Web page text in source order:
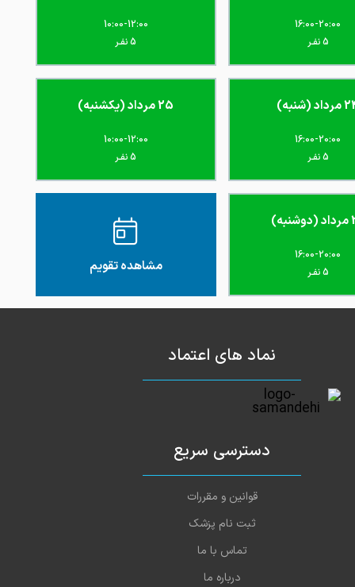
عالی 1404-02-31
تشخیص درست 1403-12-04
عمل لگن انجام دادن
کار خانوم دکتر عالیه 1403-06-24
امتیاز درج شده است
ارتروز گردن وخیلی بهتر شدم
خیلی خیلی عالی است
زانودرد نسبتا بهتر شدم
دکترحاذق وباتجربه
16:00-20:00
5 نفـر
10:00-12:00
5 نفـر
(شنبه)
16:00-20:00
5 نفـر
25 مرداد (یکشنبه)
10:00-12:00
5 نفـر
16:00-20:00
5 نفـر
مشاهده تقویم
نماد های اعتماد
دسترسی سریع
قوانین و مقررات
ثبت نام پزشک
تماس با ما
درباره ما